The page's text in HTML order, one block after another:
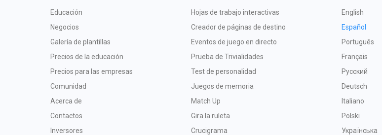
Educación
Negocios
Galería de plantillas
Precios de la educación
Precios para las empresas
Comunidad
Acerca de
Contactos
Inversores
Hojas de trabajo interactivas
Creador de páginas de destino
Eventos de juego en directo
Prueba de Trivialidades
Test de personalidad
Juegos de memoria
Match Up
Gira la ruleta
Crucigrama
English
Español
Português
Français
Русский
Deutsch
Italiano
Polski
Українська